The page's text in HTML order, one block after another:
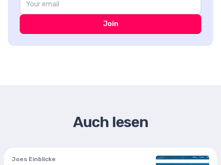
Join
Auch lesen
Joes Einblicke